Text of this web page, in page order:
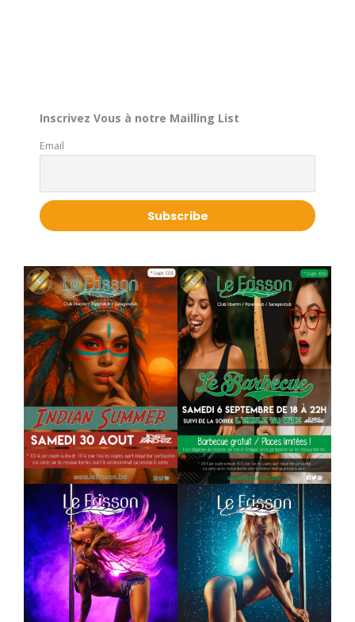
Inscrivez Vous à notre Mailling List
Email